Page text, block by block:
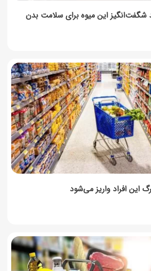
13 مرداد 1405
همه‌چیز درباره خواص چای سبز، میزان مصرف و عوارض آن
12 مرداد 1405
طرز تهیه مافین آلبالو با بافت نرم و اسفنجی
12 مرداد 1405